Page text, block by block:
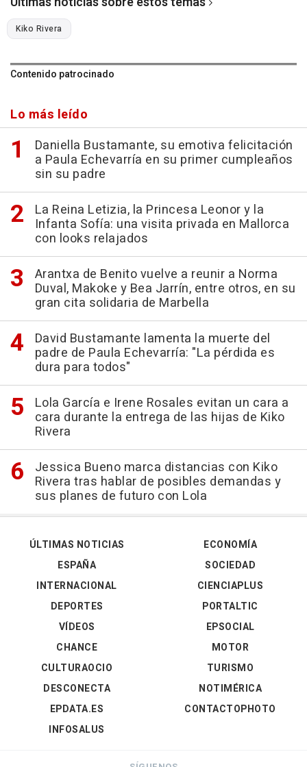
Kiko Rivera
Contenido patrocinado
Lo más leído
Daniella Bustamante, su emotiva felicitación
a Paula Echevarría en su primer cumpleaños
sin su padre
La Reina Letizia, la Princesa Leonor y la
Infanta Sofía: una visita privada en Mallorca
con looks relajados
Arantxa de Benito vuelve a reunir a Norma
Duval, Makoke y Bea Jarrín, entre otros, en su
gran cita solidaria de Marbella
David Bustamante lamenta la muerte del
padre de Paula Echevarría: "La pérdida es
dura para todos"
Lola García e Irene Rosales evitan un cara a
cara durante la entrega de las hijas de Kiko
Rivera
Jessica Bueno marca distancias con Kiko
Rivera tras hablar de posibles demandas y
sus planes de futuro con Lola
ÚLTIMAS NOTICIAS
ESPAÑA
INTERNACIONAL
DEPORTES
VÍDEOS
ECONOMÍA
SOCIEDAD
CIENCIAPLUS
PORTALTIC
EPSOCIAL
CHANCE
CULTURAOCIO
DESCONECTA
EPDATA.ES
INFOSALUS
MOTOR
TURISMO
NOTIMÉRICA
CONTACTOPHOTO